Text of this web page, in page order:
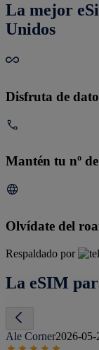
La mejor
Unidos
Disfruta de
Mantén tu nº
Olvídate del
Respaldado por
La eSIM
Ale Corner2026-05-